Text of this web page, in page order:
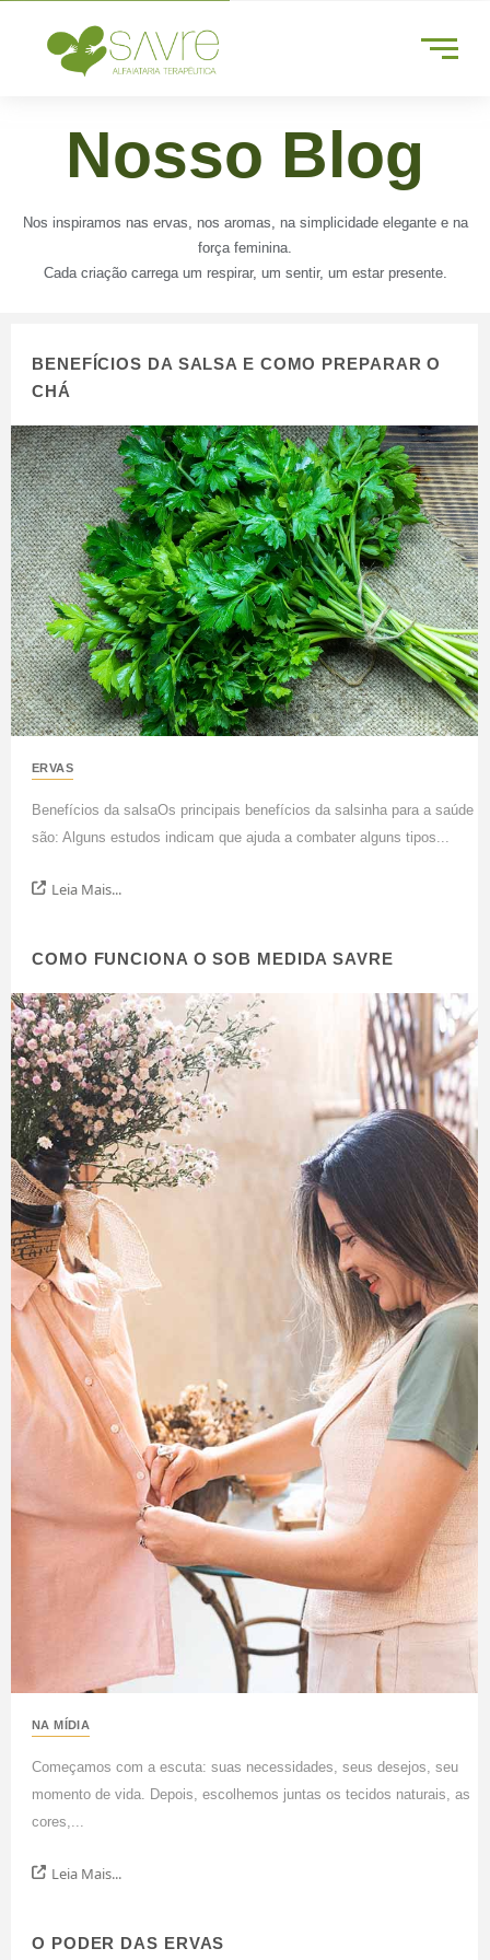
Nosso Blog
Nos inspiramos nas ervas, nos aromas, na simplicidade elegante e na
força feminina.
Cada criação carrega um respirar, um sentir, um estar presente.
BENEFÍCIOS DA SALSA E COMO PREPARAR O
CHÁ
ERVAS
Benefícios da salsaOs principais benefícios da salsinha para a saúde
são: Alguns estudos indicam que ajuda a combater alguns tipos...
Leia Mais...
COMO FUNCIONA O SOB MEDIDA SAVRE
NA MÍDIA
Começamos com a escuta: suas necessidades, seus desejos, seu
momento de vida. Depois, escolhemos juntas os tecidos naturais, as
cores,...
Leia Mais...
O PODER DAS ERVAS